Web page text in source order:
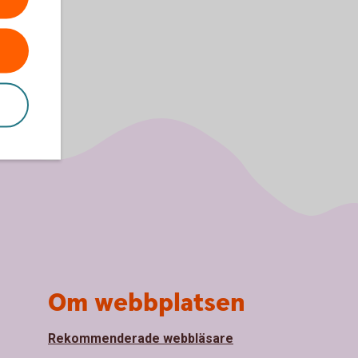
Om webbplatsen
Rekommenderade webbläsare